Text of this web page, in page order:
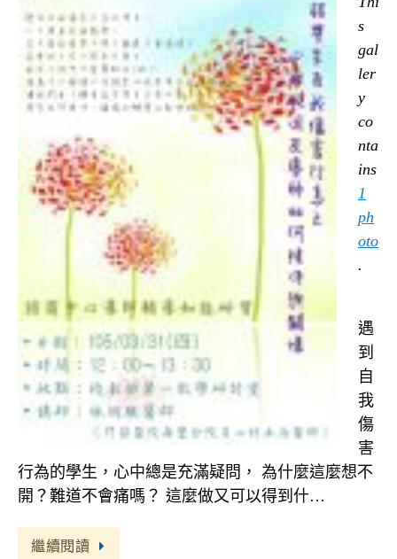
s
gal
ler
y
co
nta
ins
1
ph
oto
.
遇
到
自
我
傷
害
行為的學生，心中總是充滿疑問， 為什麼這麼想不
開？難道不會痛嗎？ 這麼做又可以得到什…
繼續閱讀